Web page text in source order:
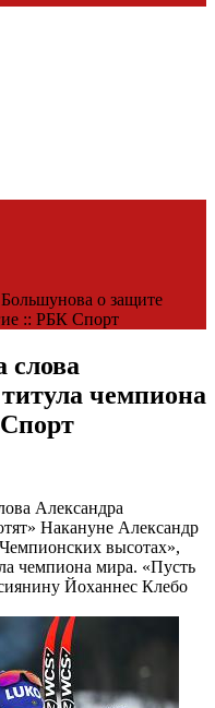
о защите
:: РБК Спорт
слова
чемпиона
Александра
Накануне Александр
высотах»,
чемпиона мира. «Пусть
Йоханнес Клебо